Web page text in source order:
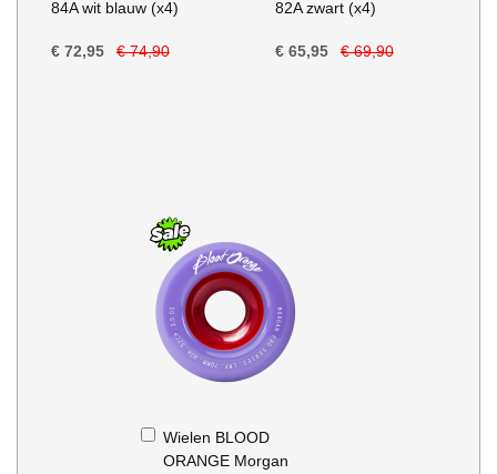
84A wit blauw (x4)
€ 72,95 € 74,90
82A zwart (x4)
€ 65,95 € 69,90
Wielen BLOOD
ORANGE Morgan
In
Winkelwagen